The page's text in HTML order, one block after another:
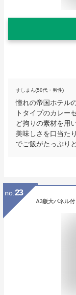
すしまん(50代・男性)
憧れの帝国ホテル
トタイプのカレー
ど拘りの素材を用
美味しさを口当た
でご飯がたっぷり
no. 23